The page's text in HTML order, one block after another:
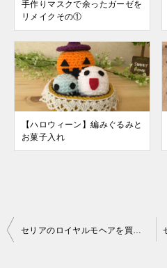
手作りマスクで余ったガーゼを
リメイクその①
【ハロウィーン】編みぐるみと
お菓子入れ
投
セリアのロイヤルモヘアを買いそろえた